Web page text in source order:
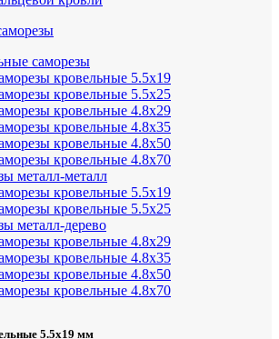
саморезы
кровельные 5.5х19
кровельные 5.5х25
кровельные 4.8х29
кровельные 4.8х35
кровельные 4.8х50
кровельные 4.8х70
металл-металл
кровельные 5.5х19
кровельные 5.5х25
металл-дерево
кровельные 4.8х29
кровельные 4.8х35
кровельные 4.8х50
кровельные 4.8х70
5.5х19 мм